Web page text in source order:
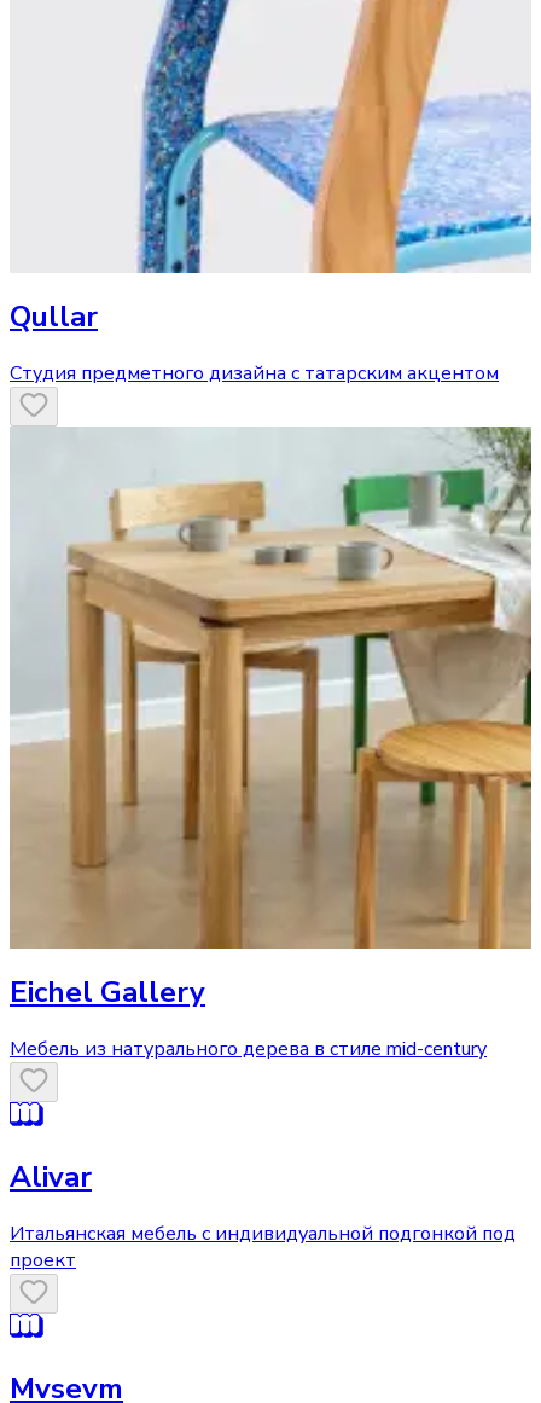
Qullar
Студия предметного дизайна с татарским акцентом
Eichel Gallery
Мебель из натурального дерева в стиле mid-century
Alivar
Итальянская мебель с индивидуальной подгонкой под
проект
Mvsevm